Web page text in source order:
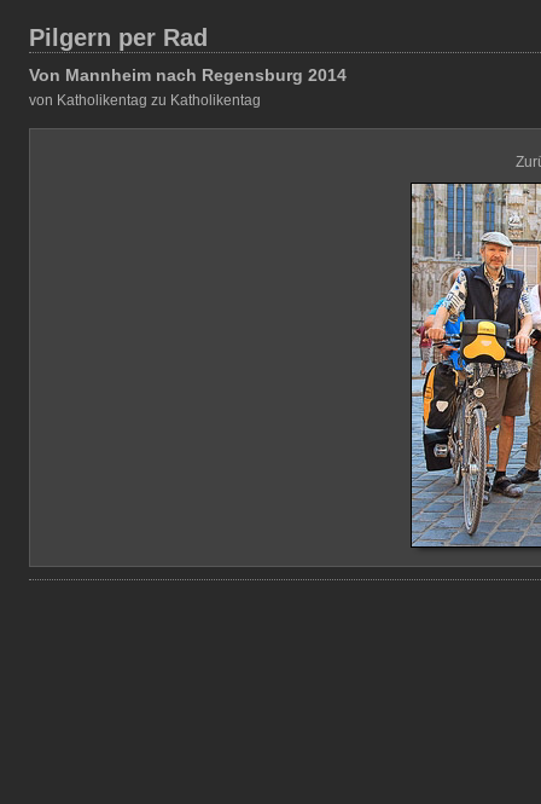
Pilgern per Rad
Von Mannheim nach Regensburg 2014
von Katholikentag zu Katholikentag